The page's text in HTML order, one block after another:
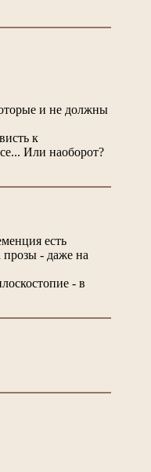
и не должны
к
Или наоборот?
есть
прозы - даже на
- в